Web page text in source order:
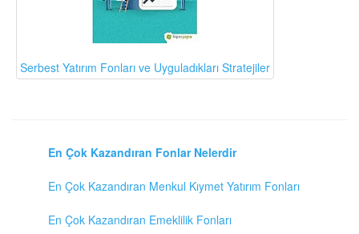
Serbest Yatırım Fonları ve Uyguladıkları Stratejiler
En Çok Kazandıran Fonlar Nelerdir
En Çok Kazandıran Menkul Kıymet Yatırım Fonları
En Çok Kazandıran Emeklilik Fonları